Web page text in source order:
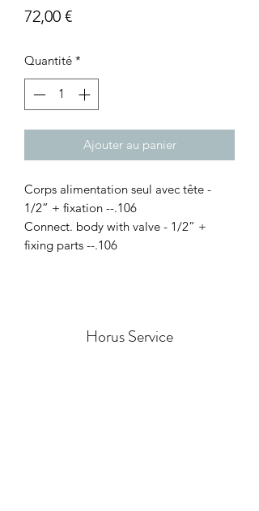
72,00 €Prix
Quantité *
Ajouter au panier
Corps alimentation seul avec tête -
1/2” + fixation --.106
Connect. body with valve - 1/2” +
fixing parts --.106
Horus Service